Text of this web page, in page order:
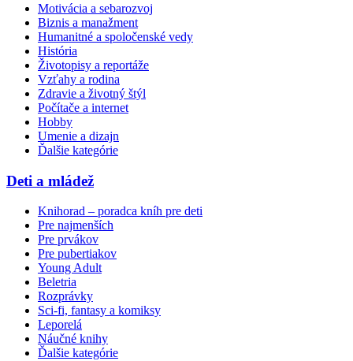
Motivácia a sebarozvoj
Biznis a manažment
Humanitné a spoločenské vedy
História
Životopisy a reportáže
Vzťahy a rodina
Zdravie a životný štýl
Počítače a internet
Hobby
Umenie a dizajn
Ďalšie kategórie
Deti a mládež
Knihorad – poradca kníh pre deti
Pre najmenších
Pre prvákov
Pre pubertiakov
Young Adult
Beletria
Rozprávky
Sci-fi, fantasy a komiksy
Leporelá
Náučné knihy
Ďalšie kategórie